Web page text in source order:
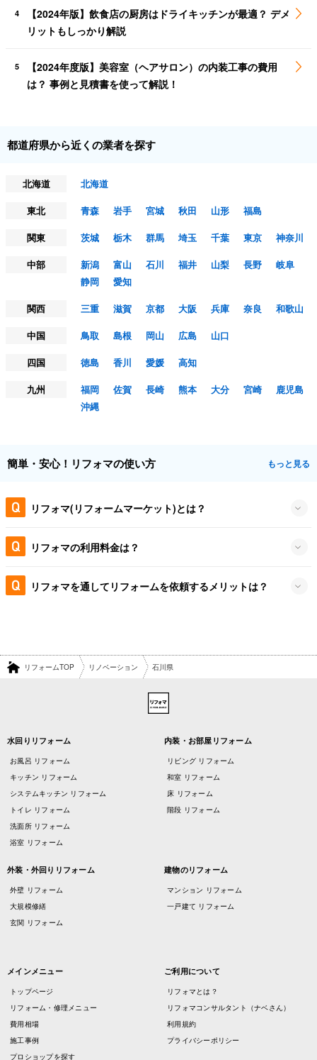
4
【2024年版】飲食店の厨房はドライキッチンが最適？ デメ
リットもしっかり解説
5
【2024年度版】美容室（ヘアサロン）の内装工事の費用
は？ 事例と見積書を使って解説！
都道府県から近くの業者を探す
北海道
北海道
東北
青森 岩手 宮城 秋田 山形
福島
関東
茨城 栃木 群馬 埼玉 千葉 東京
神奈川
中部
新潟 富山 石川 福井 山梨 長野
岐阜
静岡
愛知
関西
三重 滋賀 京都 大阪 兵庫 奈良
和歌山
中国
鳥取 島根 岡山 広島
山口
四国
徳島 香川 愛媛
高知
九州
福岡 佐賀 長崎 熊本 大分 宮崎
鹿児島
沖縄
簡単・安心！リフォマの使い方 もっと見る
リフォマ(リフォームマーケット)とは？
リフォマの利用料金は？
リフォマを通してリフォームを依頼するメリットは？
リフォームTOP リノベーション 石川県
水回りリフォーム
お風呂 リフォーム
キッチン リフォーム
システムキッチン リフォーム
トイレ リフォーム
洗面所 リフォーム
浴室 リフォーム
内装・お部屋リフォーム
リビング リフォーム
和室 リフォーム
床 リフォーム
階段 リフォーム
外装・外回りリフォーム
外壁 リフォーム
大規模修繕
玄関 リフォーム
建物のリフォーム
マンション リフォーム
一戸建て リフォーム
メインメニュー
トップページ
リフォーム・修理メニュー
費用相場
施工事例
プロショップを探す
ご利用について
リフォマとは？
リフォマコンサルタント（ナベさん）
利用規約
プライバシーポリシー